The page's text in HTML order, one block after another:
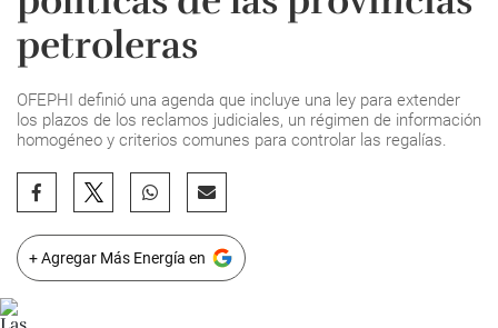
petroleras
OFEPHI definió una agenda que incluye una ley para extender
los plazos de los reclamos judiciales, un régimen de información
homogéneo y criterios comunes para controlar las regalías.
+ Agregar Más Energía en